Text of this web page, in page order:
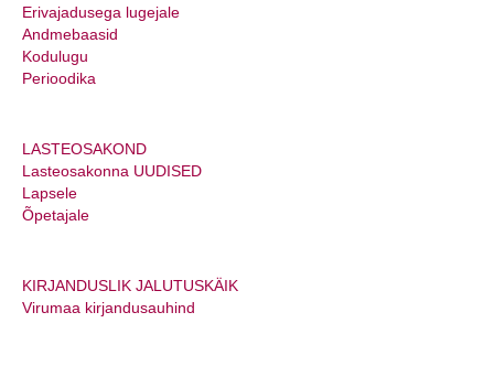
Põhimäärus
Arengukava
Andmekaitsetingimused
Dokumendiregister
Raamatukoguvõrk
Erivajadusega lugejale
Andmebaasid
Kodulugu
Perioodika
LASTEOSAKOND
Lasteosakonna UUDISED
Lapsele
Õpetajale
KIRJANDUSLIK JALUTUSKÄIK
Virumaa kirjandusauhind